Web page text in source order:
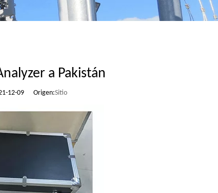
a Pakistán
12-09 Origen:Sitio